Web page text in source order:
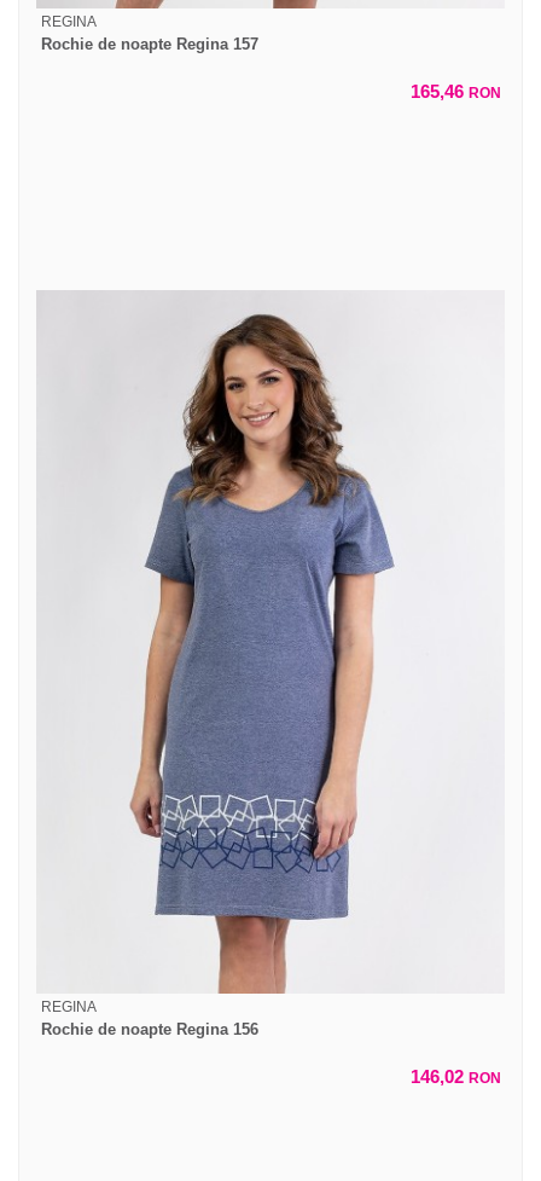
REGINA
Rochie de noapte Regina 157
165,46 RON
REGINA
Rochie de noapte Regina 156
146,02 RON